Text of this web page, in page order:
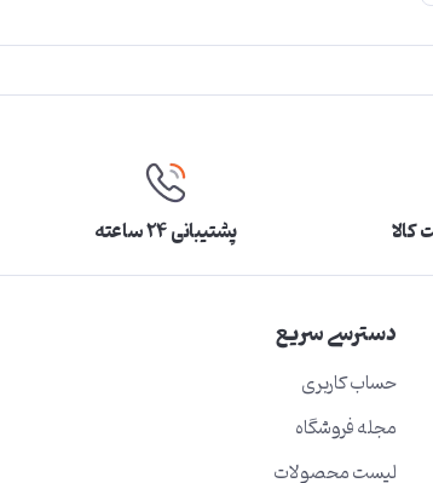
پشتیبانی ۲۴ ساعته
دسترسی سریع
حساب کاربری
مجله فروشگاه
لیست محصولات